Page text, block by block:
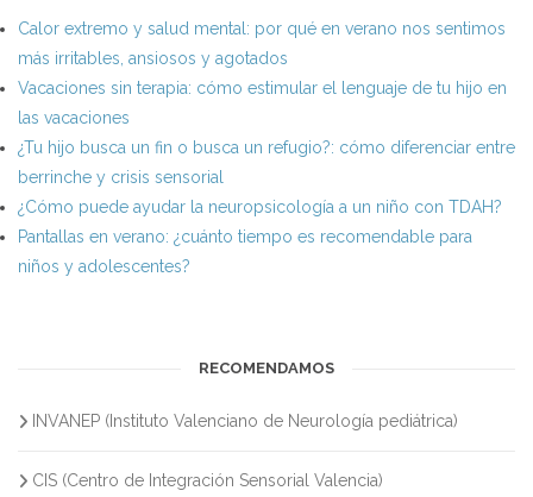
Calor extremo y salud mental: por qué en verano nos sentimos
más irritables, ansiosos y agotados
Vacaciones sin terapia: cómo estimular el lenguaje de tu hijo en
las vacaciones
¿Tu hijo busca un fin o busca un refugio?: cómo diferenciar entre
berrinche y crisis sensorial
¿Cómo puede ayudar la neuropsicología a un niño con TDAH?
Pantallas en verano: ¿cuánto tiempo es recomendable para
niños y adolescentes?
RECOMENDAMOS
INVANEP (Instituto Valenciano de Neurología pediátrica)
CIS (Centro de Integración Sensorial Valencia)